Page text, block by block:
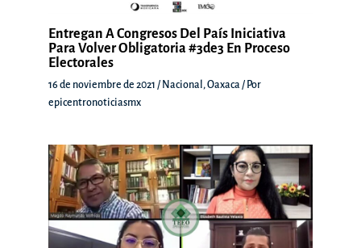
Entregan A Congresos Del País Iniciativa
Para Volver Obligatoria #3de3 En Proceso
Electorales
16 de noviembre de 2021 / Nacional ,Oaxaca / Por
epicentronoticiasmx